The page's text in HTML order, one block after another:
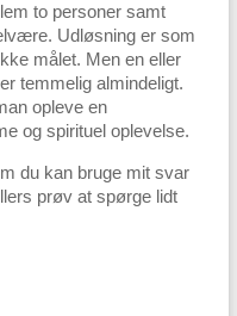
to personer samt
Udløsning er som
målet. Men en eller
temmelig almindeligt.
opleve en
og spirituel oplevelse.
du kan bruge mit svar
prøv at spørge lidt